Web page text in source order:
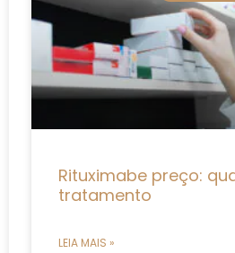
Rituximabe preço:
tratamento
LEIA MAIS »